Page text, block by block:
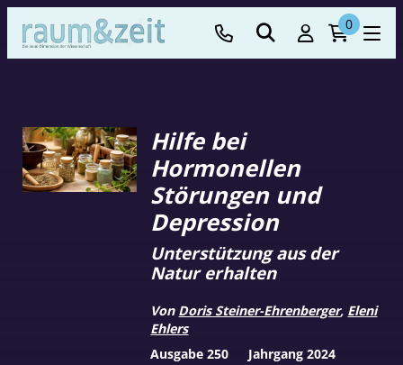
0
Hilfe bei
Hormonellen
Störungen und
Depression
Unterstützung aus der
Natur erhalten
Von Doris Steiner-Ehrenberger, Eleni
Ehlers
Ausgabe 250 Jahrgang 2024